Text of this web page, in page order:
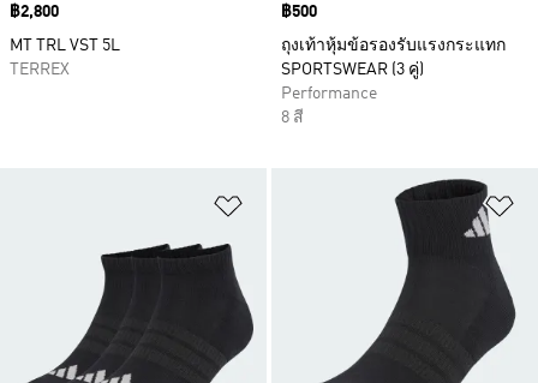
Price
฿2,800
MT TRL VST 5L
TERREX
Price
฿500
ถุงเท้าหุ้มข้อรองรับแรงกระแทก
SPORTSWEAR (3 คู่)
Performance
8 สี
เพิ่มไปยังรายการสินค้าโปรด